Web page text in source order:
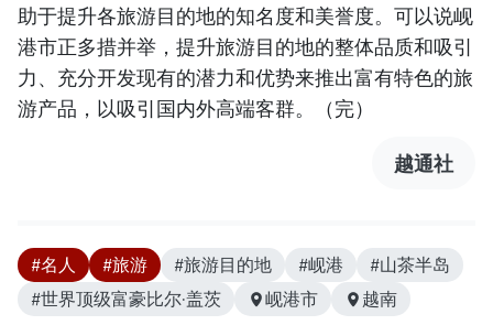
助于提升各旅游目的地的知名度和美誉度。可以说岘
港市正多措并举，提升旅游目的地的整体品质和吸引
力、充分开发现有的潜力和优势来推出富有特色的旅
游产品，以吸引国内外高端客群。（完）
越通社
#名人 #旅游 #旅游目的地 #岘港
#山茶半岛
#世界顶级富豪比尔·盖茨
岘港市 越南